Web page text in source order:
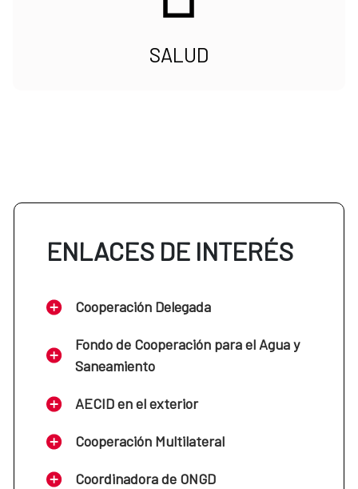
SALUD
ENLACES DE INTERÉS
Cooperación Delegada
Fondo de Cooperación para el Agua y
Saneamiento
AECID en el exterior
Cooperación Multilateral
Coordinadora de ONGD